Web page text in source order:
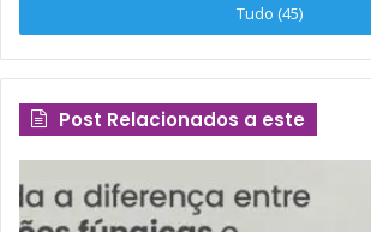
Tudo (45)
Post Relacionados a este